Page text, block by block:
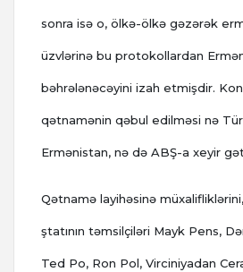
sonra isə o, ölkə-ölkə gəzərək
üzvlərinə bu protokollardan
bəhrələnəcəyini izah etmişdir.
qətnamənin qəbul edilməsi nə
Ermənistan, nə də ABŞ-a xeyir
Qətnamə layihəsinə
ştatının təmsilçiləri Mayk Pens,
Ted Po, Ron Pol, Virciniyadan